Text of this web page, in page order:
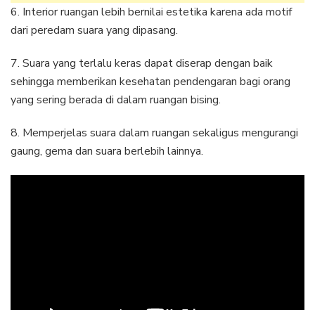
6. Interior ruangan lebih bernilai estetika karena ada motif
dari peredam suara yang dipasang.
7. Suara yang terlalu keras dapat diserap dengan baik
sehingga memberikan kesehatan pendengaran bagi orang
yang sering berada di dalam ruangan bising.
8. Memperjelas suara dalam ruangan sekaligus mengurangi
gaung, gema dan suara berlebih lainnya.